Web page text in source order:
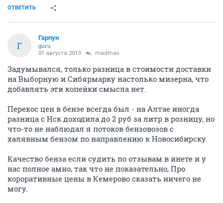
ОТВЕТИТЬ
Г
Гарпун
guru
01 августа 2013 madmax
Задумывался, только разница в стоимости доставки
на Выборную и Сибярмарку настолько мизерна, что
добавлять эти копейки смысла нет.
Перекос цен в бензе всегда был - на Алтае иногда
разница с Нск доходила до 2 руб за литр в розницу, но
что-то не наблюдал я потоков бензовозов с
халявным бензом по направлению к Новосибирску.
Качество бенза если судить по отзывам в инете и у
нас полное амно, так что не показательно, Про
короративные цены в Кемерово сказать ничего не
могу.